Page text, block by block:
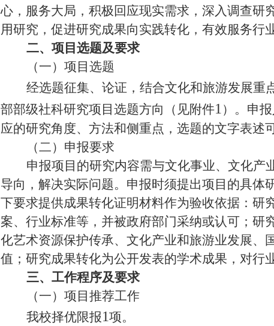
心，服务大局，积极回应现实需求，深入调查研
用研究，促进研究成果向实践转化，有效服务行
二、项目选题及要求
（一）项目选题
经选题征集、论证，结合文化和旅游发展重
部部级社科研究项目选题方向（见附件1 ）。申
应的研究角度、方法和侧重点，选题的文字表述
（二）申报要求
申报项目的研究内容需与文化事业、文化产
导向，解决实际问题。申报时须提出项目的具体
下要求提供成果转化证明材料作为验收依据：研
案、行业标准等，并被政府部门采纳或认可；研
化艺术资源保护传承、文化产业和旅游业发展、
值；研究成果转化为公开发表的学术成果，对行
三、工作程序及要求
（一）项目推荐工作
我校择优限报1项。